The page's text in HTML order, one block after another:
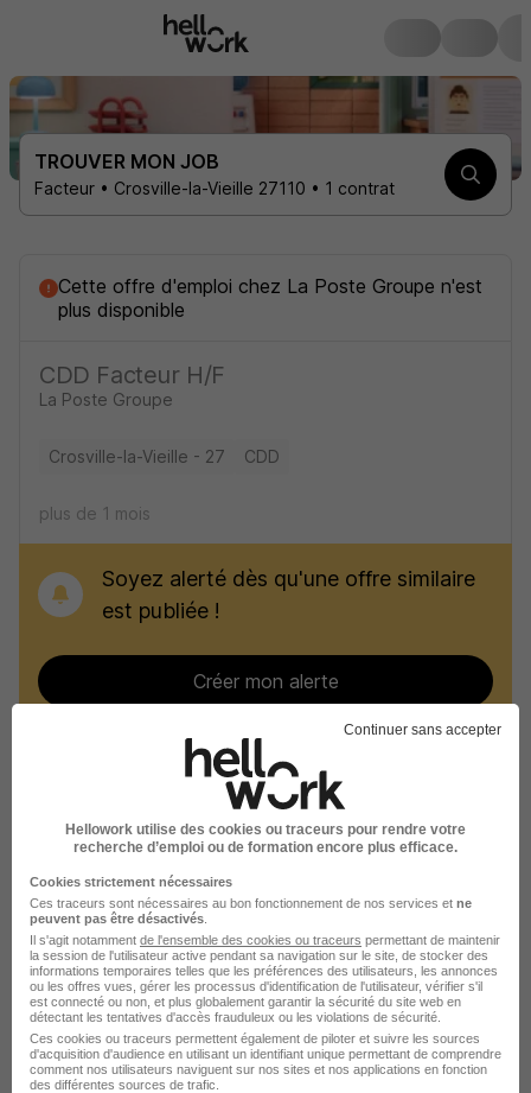
TROUVER MON JOB
Facteur • Crosville-la-Vieille 27110 • 1 contrat
Cette offre d'emploi chez La Poste Groupe n'est
plus disponible
CDD Facteur H/F
La Poste Groupe
Crosville-la-Vieille - 27 CDD
plus de 1 mois
Soyez alerté dès qu'une offre similaire
est publiée !
Créer mon alerte
Recherches similaires
Emploi Service Public
Emploi Évreux
Emploi Gisors
Emploi Pont-Audemer
Emploi Vernon
Continuer sans accepter
Hellowork utilise des cookies ou traceurs pour rendre votre
recherche d’emploi ou de formation encore plus efficace.
Cookies strictement nécessaires
Ces traceurs sont nécessaires au bon fonctionnement de nos services et ne
peuvent pas être désactivés
Il s'agit notamment de l'ensemble des cookies ou traceurs permettant de maintenir
la session de l'utilisateur active pendant sa navigation sur le site, de stocker des
informations temporaires telles que les préférences des utilisateurs, les annonces
ou les offres vues, gérer les processus d'identification de l'utilisateur, vérifier s'il
est connecté ou non, et plus globalement garantir la sécurité du site web en
détectant les tentatives d'accès frauduleux ou les violations de sécurité.
Ces cookies ou traceurs permettent également de piloter et suivre les sources
d'acquisition d'audience en utilisant un identifiant unique permettant de comprendre
comment nos utilisateurs naviguent sur nos sites et nos applications en fonction
des différentes sources de trafic.